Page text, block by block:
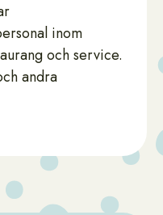
inom
och service.
andra